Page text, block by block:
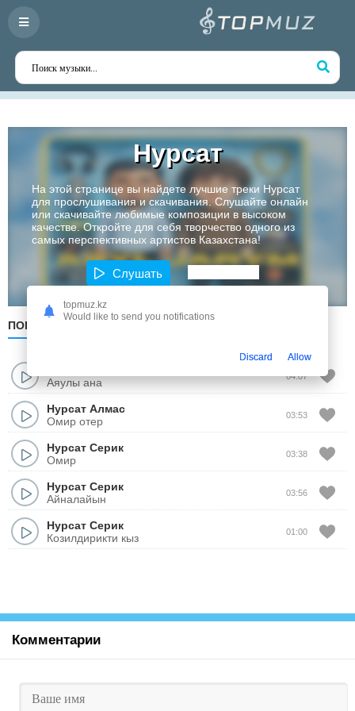
Нурсат
На этой странице вы найдете лучшие треки Нурсат
для прослушивания и скачивания. Слушайте онлайн
или скачивайте любимые композиции в высоком
качестве. Откройте для себя творчество одного из
самых перспективных артистов Казахстана!
Слушать
ПОПУЛЯРНЫЕ ПО ДАТЕ
Аяулы ана
04:07
Нурсат Алмас
Омир отер
03:53
Нурсат Серик
Омир
03:38
Нурсат Серик
Айналайын
03:56
Нурсат Серик
Козилдирикти кыз
01:00
Комментарии
topmuz.kz
Would like to send you notifications
Discard Allow